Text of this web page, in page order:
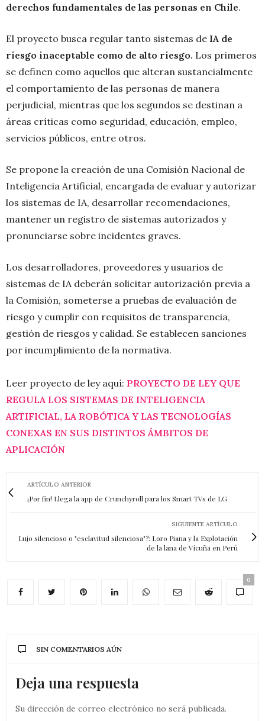
derechos fundamentales de las personas en Chile.
El proyecto busca regular tanto sistemas de IA de
riesgo inaceptable como de alto riesgo. Los primeros
se definen como aquellos que alteran sustancialmente
el comportamiento de las personas de manera
perjudicial, mientras que los segundos se destinan a
áreas críticas como seguridad, educación, empleo,
servicios públicos, entre otros.
Se propone la creación de una Comisión Nacional de
Inteligencia Artificial, encargada de evaluar y autorizar
los sistemas de IA, desarrollar recomendaciones,
mantener un registro de sistemas autorizados y
pronunciarse sobre incidentes graves.
Los desarrolladores, proveedores y usuarios de
sistemas de IA deberán solicitar autorización previa a
la Comisión, someterse a pruebas de evaluación de
riesgo y cumplir con requisitos de transparencia,
gestión de riesgos y calidad. Se establecen sanciones
por incumplimiento de la normativa.
Leer proyecto de ley aquí: PROYECTO DE LEY QUE
REGULA LOS SISTEMAS DE INTELIGENCIA
ARTIFICIAL, LA ROBÓTICA Y LAS TECNOLOGÍAS
CONEXAS EN SUS DISTINTOS ÁMBITOS DE
APLICACIÓN
ARTÍCULO ANTERIOR
¡Por fin! Llega la app de Crunchyroll para los Smart TVs de LG
SIGUIENTE ARTÍCULO
Lujo silencioso o "esclavitud silenciosa"?: Loro Piana y la Explotación
de la lana de Vicuña en Perú
0
SIN COMENTARIOS AÚN
Deja una respuesta
Su dirección de correo electrónico no será publicada.